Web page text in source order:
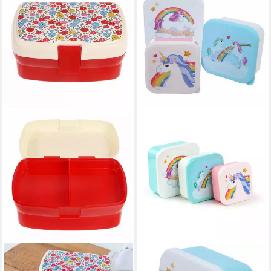
REX LONDON
Lunchbox mit
PUCKATOR
Lunchbox Enchanted